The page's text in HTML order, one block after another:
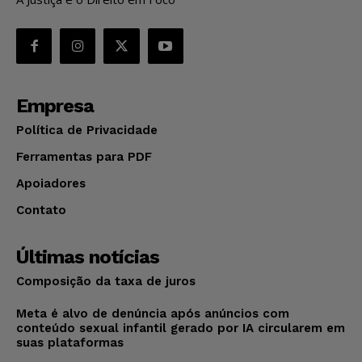
Empresa
Política de Privacidade
Ferramentas para PDF
Apoiadores
Contato
Últimas notícias
Composição da taxa de juros
Meta é alvo de denúncia após anúncios com
conteúdo sexual infantil gerado por IA circularem em
suas plataformas